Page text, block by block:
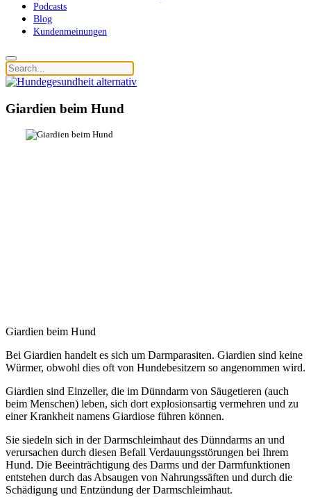
Podcasts
Blog
Kundenmeinungen
Giardien beim Hund
Giardien beim Hund
Bei Giardien handelt es sich um Darmparasiten. Giardien sind keine
Würmer, obwohl dies oft von Hundebesitzern so angenommen wird.
Giardien sind Einzeller, die im Dünndarm von Säugetieren (auch
beim Menschen) leben, sich dort explosionsartig vermehren und zu
einer Krankheit namens Giardiose führen können.
Sie siedeln sich in der Darmschleimhaut des Dünndarms an und
verursachen durch diesen Befall Verdauungsstörungen bei Ihrem
Hund. Die Beeinträchtigung des Darms und der Darmfunktionen
entstehen durch das Absaugen von Nahrungssäften und durch die
Schädigung und Entzündung der Darmschleimhaut.